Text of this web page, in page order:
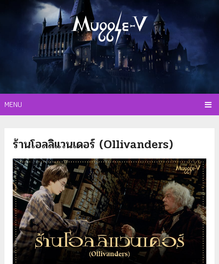
MENU
ร้านโอลลิแวนเดอร์ (Ollivanders)